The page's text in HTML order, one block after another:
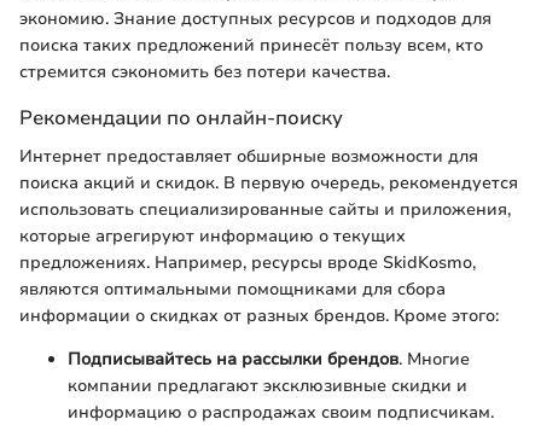
экономию. Знание доступных ресурсов и подходов для
поиска таких предложений принесёт пользу всем, кто
стремится сэкономить без потери качества.
Рекомендации по онлайн-поиску
Интернет предоставляет обширные возможности для
поиска акций и скидок. В первую очередь, рекомендуется
использовать специализированные сайты и приложения,
которые агрегируют информацию о текущих
предложениях. Например, ресурсы вроде SkidKosmo,
являются оптимальными помощниками для сбора
информации о скидках от разных брендов. Кроме этого:
Подписывайтесь на рассылки брендов. Многие
компании предлагают эксклюзивные скидки и
информацию о распродажах своим подписчикам.